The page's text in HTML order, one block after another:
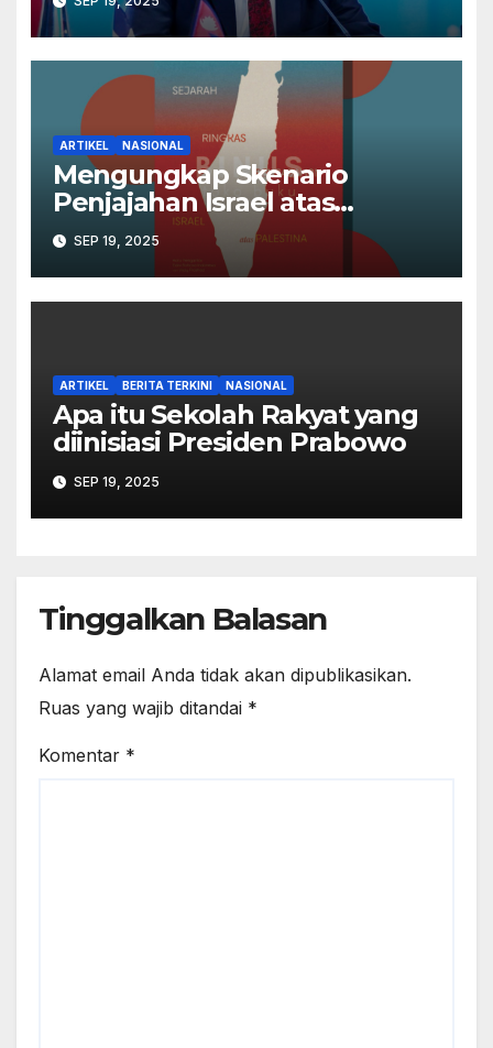
ARTIKEL NASIONAL
Mengungkap Skenario
Penjajahan Israel atas
Palestina dalam Buku Ilan
Pappé
SEP 19, 2025
ARTIKEL BERITA TERKINI NASIONAL
Apa itu Sekolah Rakyat yang
diinisiasi Presiden Prabowo
SEP 19, 2025
Tinggalkan Balasan
Alamat email Anda tidak akan dipublikasikan.
Ruas yang wajib ditandai *
Komentar *